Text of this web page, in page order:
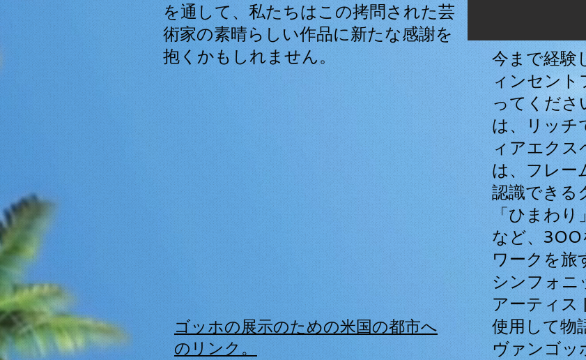
を通して、私たちはこの拷問された芸
術家の素晴らしい作品に新たな感謝を
抱くかもしれません。
ゴッホの展示のための米国の都市へ
のリンク。
今まで経験
ィンセント
ってくださ
は、リッチ
ィアエクス
は、フレー
認識できる
「ひまわり
など、300
ワークを旅
シンフォニ
アーティス
使用して物
ヴァンゴッ